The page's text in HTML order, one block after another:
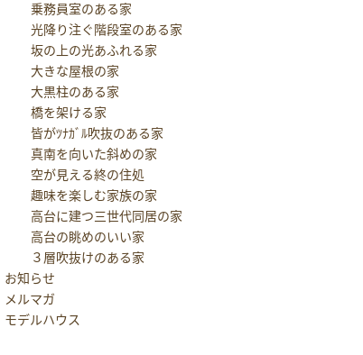
乗務員室のある家
光降り注ぐ階段室のある家
坂の上の光あふれる家
大きな屋根の家
大黒柱のある家
橋を架ける家
皆がﾂﾅｶﾞﾙ吹抜のある家
真南を向いた斜めの家
空が見える終の住処
趣味を楽しむ家族の家
高台に建つ三世代同居の家
高台の眺めのいい家
３層吹抜けのある家
お知らせ
メルマガ
モデルハウス